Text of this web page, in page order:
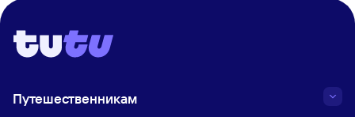
Путешественникам